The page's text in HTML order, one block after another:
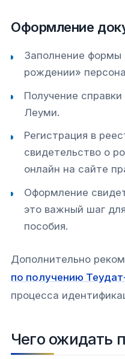
Оформление
Заполнение формы
рождении»
Получение
Леуми.
Регистрация в
свидетельство о
онлайн на сайте
Оформление
это важный шаг
пособия.
Дополнительно
по получению
процесса
Чего ожидать